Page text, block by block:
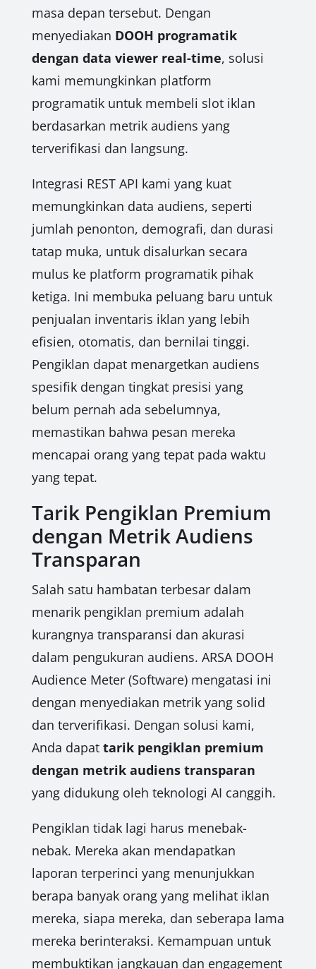
masa depan tersebut. Dengan
menyediakan DOOH programatik
dengan data viewer real-time, solusi
kami memungkinkan platform
programatik untuk membeli slot iklan
berdasarkan metrik audiens yang
terverifikasi dan langsung.
Integrasi REST API kami yang kuat
memungkinkan data audiens, seperti
jumlah penonton, demografi, dan durasi
tatap muka, untuk disalurkan secara
mulus ke platform programatik pihak
ketiga. Ini membuka peluang baru untuk
penjualan inventaris iklan yang lebih
efisien, otomatis, dan bernilai tinggi.
Pengiklan dapat menargetkan audiens
spesifik dengan tingkat presisi yang
belum pernah ada sebelumnya,
memastikan bahwa pesan mereka
mencapai orang yang tepat pada waktu
yang tepat.
Tarik Pengiklan Premium
dengan Metrik Audiens
Transparan
Salah satu hambatan terbesar dalam
menarik pengiklan premium adalah
kurangnya transparansi dan akurasi
dalam pengukuran audiens. ARSA DOOH
Audience Meter (Software) mengatasi ini
dengan menyediakan metrik yang solid
dan terverifikasi. Dengan solusi kami,
Anda dapat tarik pengiklan premium
dengan metrik audiens transparan
yang didukung oleh teknologi AI canggih.
Pengiklan tidak lagi harus menebak-
nebak. Mereka akan mendapatkan
laporan terperinci yang menunjukkan
berapa banyak orang yang melihat iklan
mereka, siapa mereka, dan seberapa lama
mereka berinteraksi. Kemampuan untuk
membuktikan jangkauan dan engagement